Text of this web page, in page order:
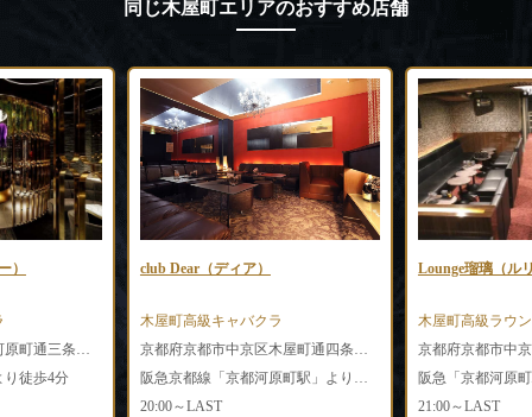
同じ木屋町エリアのおすすめ店舗
ア）
バクラ
京都府京都市中京区木屋町通四条上ル鍋屋町222 ツダビル3F
Lounge瑠璃（ルリ）
木屋町高級ラウンジ
京都府京都市中京区南車屋町288番地 ロイヤルビル4F
阪急「京都河原町駅」より徒歩4分、京阪「祇園四条駅」より徒歩6分
21:00～LAST
CLUB
木屋町高
京阪本線
20:00～